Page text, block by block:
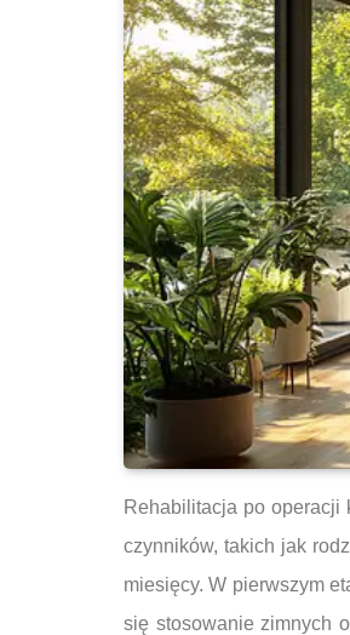
Rehabilitacja po operacji
czynników, takich jak
miesięcy. W pierwszym
się stosowanie zimnych